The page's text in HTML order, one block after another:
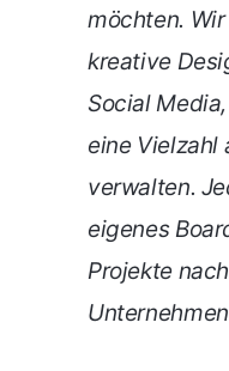
möchten.
kreative
Social
eine Vielzahl
verwalten.
eigenes
Projekte